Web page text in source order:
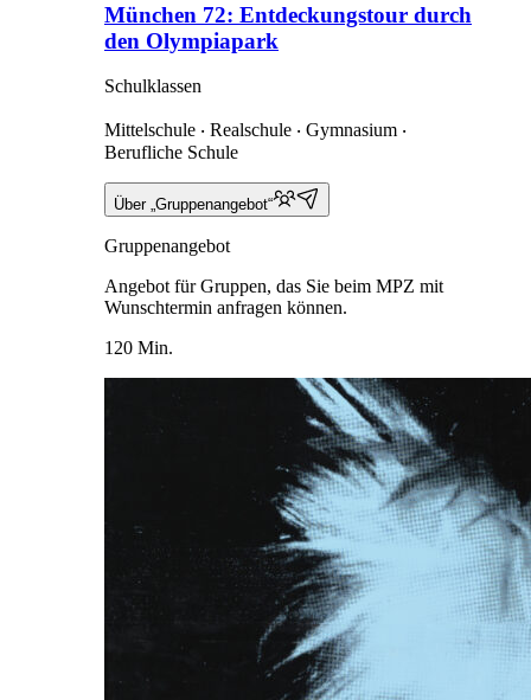
München 72: Entdeckungstour durch
den Olympiapark
Schulklassen
Mittelschule ‧ Realschule ‧ Gymnasium ‧
Berufliche Schule
Über „Gruppenangebot“
Gruppenangebot
Angebot für Gruppen, das Sie beim MPZ mit
Wunschtermin anfragen können.
120 Min.